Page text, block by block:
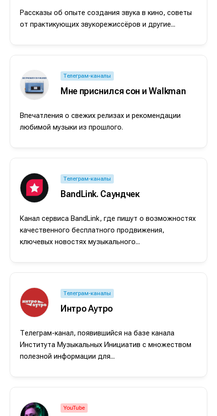
добавлять материалы в избранное и пользоваться
добавлять материалы в избранное и пользоваться
добавлять материалы в избранное и пользоваться
Написание
Инструменты
Оборудование
Софт
Индустрия
Сцена
🎙️ Подкаст Миксер
добавлять материалы в избранное и пользоваться
Написание
Инструменты
Оборудование
Софт
Индустрия
Сцена
🎙️ Подкаст Миксер
Рассказы об опыте создания звука в кино, советы
от практикующих звукорежиссёров и другие...
Телеграм-каналы
Мне приснился сон и Walkman
Впечатления о свежих релизах и рекомендации
любимой музыки из прошлого.
Телеграм-каналы
BandLink. Саундчек
Канал сервиса BandLink, где пишут о возможностях
качественного бесплатного продвижения,
ключевых новостях музыкального...
Телеграм-каналы
Интро Аутро
Телеграм-канал, появившийся на базе канала
Института Музыкальных Инициатив с множеством
полезной информации для...
YouTube